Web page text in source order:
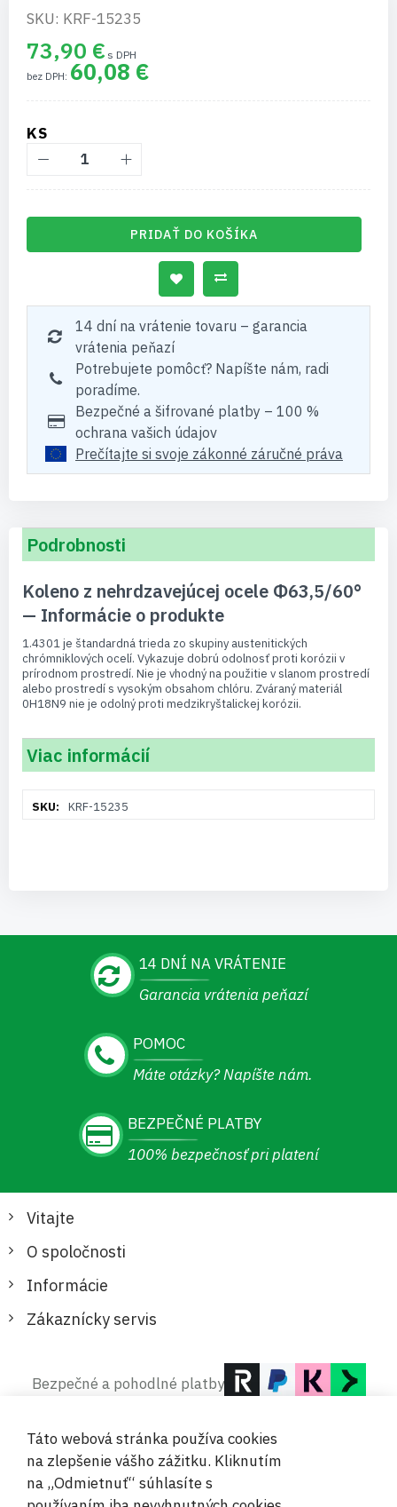
SKU: KRF-15235
73,90 €
60,08 €
KS
PRIDAŤ DO KOŠÍKA
14 dní na vrátenie tovaru – garancia
vrátenia peňazí
Potrebujete pomôcť? Napíšte nám, radi
poradíme.
Bezpečné a šifrované platby – 100 %
ochrana vašich údajov
Prečítajte si svoje zákonné záručné práva
Podrobnosti
Koleno z nehrdzavejúcej ocele Φ63,5/60°
— Informácie o produkte
1.4301 je štandardná trieda zo skupiny austenitických
chrómniklových ocelí. Vykazuje dobrú odolnosť proti korózii v
prírodnom prostredí. Nie je vhodný na použitie v slanom prostredí
alebo prostredí s vysokým obsahom chlóru. Zváraný materiál
0H18N9 nie je odolný proti medzikryštalickej korózii.
Viac informácií
informáciíKRF-15235
14 DNÍ NA VRÁTENIE
Garancia vrátenia peňazí
POMOC
Máte otázky? Napíšte nám.
BEZPEČNÉ PLATBY
100% bezpečnosť pri platení
Vitajte
O spoločnosti
Informácie
Zákaznícky servis
Bezpečné a pohodlné platby
Táto webová stránka používa cookies
na zlepšenie vášho zážitku. Kliknutím
na „Odmietnuť“ súhlasíte s